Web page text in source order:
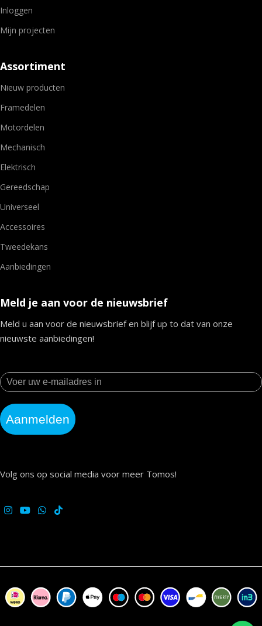
Inloggen
Mijn projecten
Assortiment
Nieuw producten
Framedelen
Motordelen
Mechanisch
Elektrisch
Gereedschap
Universeel
Accessoires
Tweedekans
Aanbiedingen
Meld je aan voor de nieuwsbrief
Meld u aan voor de nieuwsbrief en blijf up to dat van onze
nieuwste aanbiedingen!
Aanmelden
Volg ons op social media voor meer Tomos!